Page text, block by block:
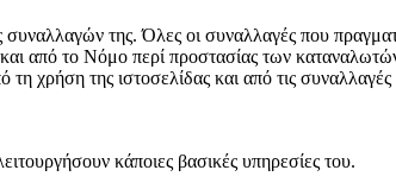
της. Όλες οι συναλλαγές που
από το Νόμο περί προστασίας των
χρήση της ιστοσελίδας και από τις
κάποιες βασικές υπηρεσίες του.